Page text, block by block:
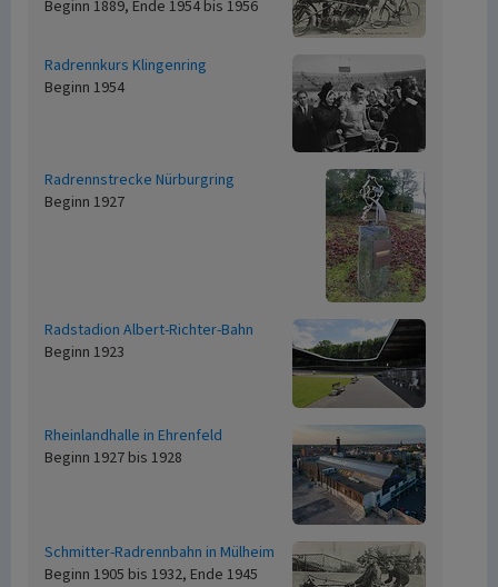
Beginn 1889, Ende 1954 bis 1956
Radrennkurs Klingenring
Beginn 1954
Radrennstrecke Nürburgring
Beginn 1927
Radstadion Albert-Richter-Bahn
Beginn 1923
Rheinlandhalle in Ehrenfeld
Beginn 1927 bis 1928
Schmitter-Radrennbahn in Mülheim
Beginn 1905 bis 1932, Ende 1945